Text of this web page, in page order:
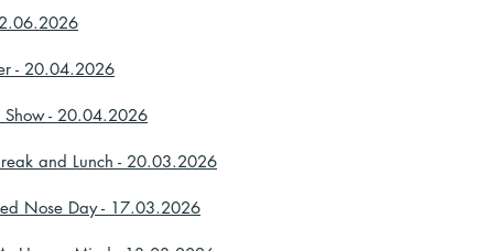
- 20.04.2026
- 20.04.2026
and Lunch - 20.03.2026
Nose Day - 17.03.2026